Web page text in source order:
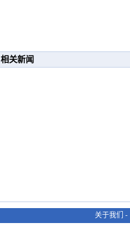
相关新闻
关于我们 -